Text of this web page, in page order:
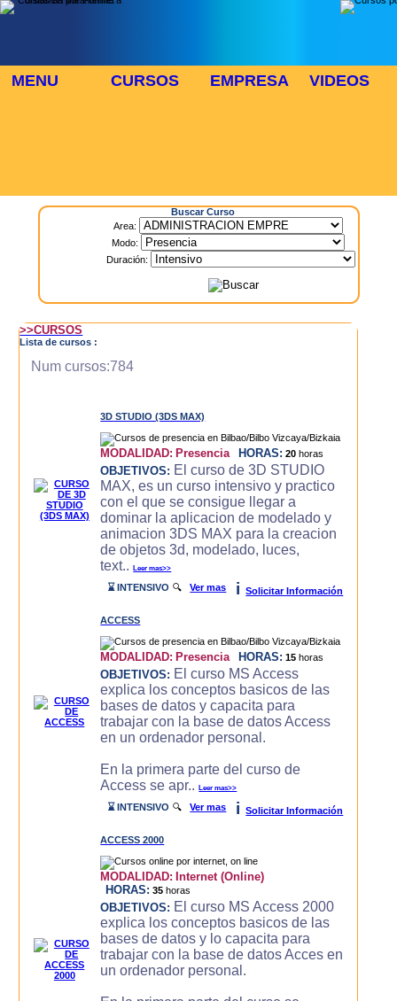
MENU CURSOS EMPRESA VIDEOS
Buscar Curso
Area:
Modo:
Duración:
>>CURSOS
Lista de cursos :
Num cursos:784
3D STUDIO (3DS MAX)
MODALIDAD: Presencia HORAS: 20 horas
OBJETIVOS: El curso de 3D STUDIO
MAX, es un curso intensivo y practico
con el que se consigue llegar a
dominar la aplicacion de modelado y
animacion 3DS MAX para la creacion
de objetos 3d, modelado, luces,
text..Leer mas>>
⌛ INTENSIVO 🔍Ver mas i Solicitar Información
ACCESS
MODALIDAD: Presencia HORAS: 15 horas
OBJETIVOS: El curso MS Access
explica los conceptos basicos de las
bases de datos y capacita para
trabajar con la base de datos Access
en un ordenador personal.
En la primera parte del curso de
Access se apr..Leer mas>>
⌛ INTENSIVO 🔍Ver mas i Solicitar Información
ACCESS 2000
MODALIDAD: Internet (Online)
HORAS: 35 horas
OBJETIVOS: El curso MS Access 2000
explica los conceptos basicos de las
bases de datos y lo capacita para
trabajar con la base de datos Acces en
un ordenador personal.